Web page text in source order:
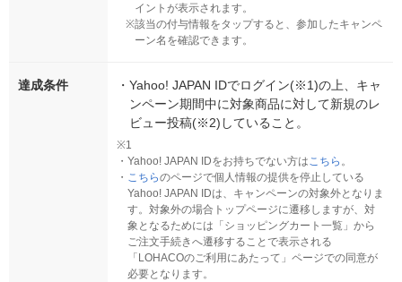
イントが表示されます。
※該当の付与情報をタップすると、参加したキャンペ
ーン名を確認できます。
達成条件 ・ Yahoo! JAPAN IDでログイン(※1)の上、キャ
ンペーン期間中に対象商品に対して新規のレ
ビュー投稿(※2)していること。
※1
・ Yahoo! JAPAN IDをお持ちでない方はこちら 。
・ こちらのページで個人情報の提供を停止している
Yahoo! JAPAN IDは、キャンペーンの対象外となりま
す。対象外の場合トップページに遷移しますが、対
象となるためには「ショッピングカート一覧」から
ご注文手続きへ遷移することで表示される
「LOHACOのご利用にあたって」ページでの同意が
必要となります。